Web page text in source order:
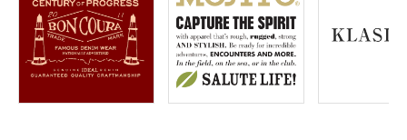
ようこそ ゲスト 様
meeting_room ログイン 会員登録